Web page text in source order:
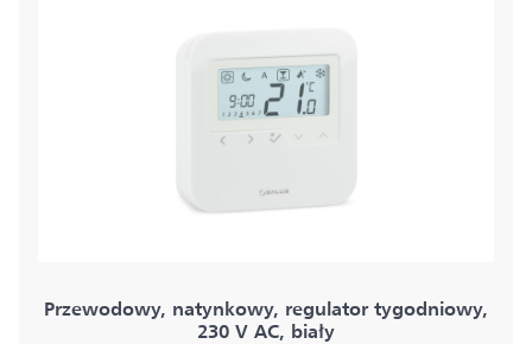
Przewodowy, natynkowy, regulator tygodniowy,
230 V AC, biały